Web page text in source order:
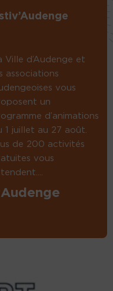
Ville d’Audenge et
associations
vous
un
d’animations
1 juillet au 27 août.
de 200 activités
vous